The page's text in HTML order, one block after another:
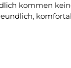
kommen